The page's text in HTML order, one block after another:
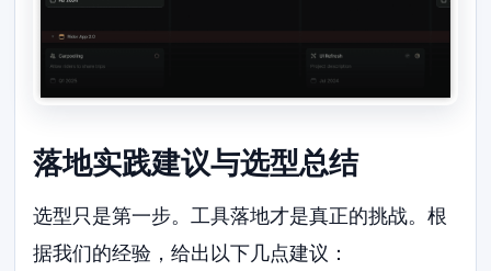
落地实践建议与选型总结
选型只是第一步。工具落地才是真正的挑战。根
据我们的经验，给出以下几点建议：